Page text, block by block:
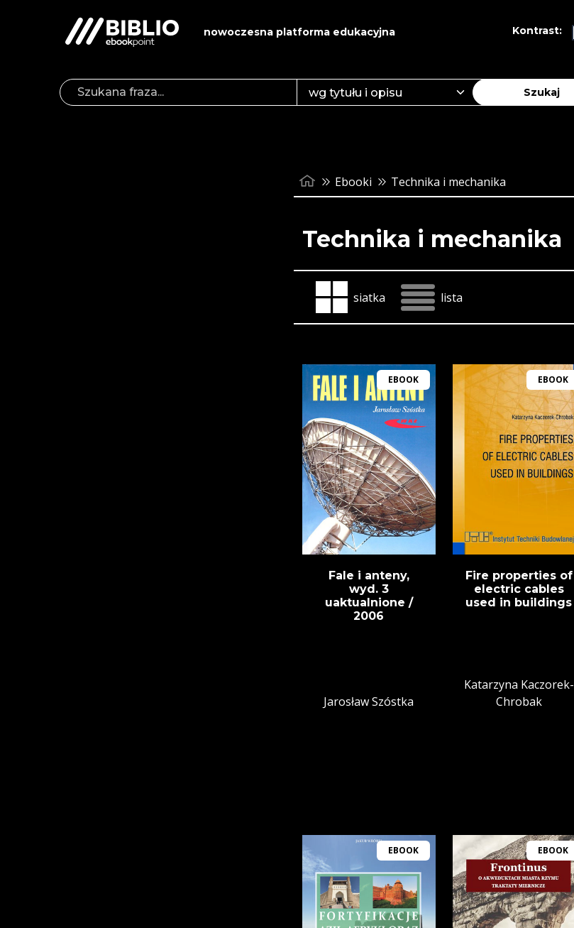
nowoczesna platforma edukacyjna Kontrast:
Szukaj
Ebooki Technika i mechanika
Technika i mechanika
siatka lista
EBOOK
Fale i anteny,
wyd. 3
uaktualnione /
2006
Jarosław Szóstka
EBOOK
Fire properties of
electric cables
used in buildings
Katarzyna Kaczorek-
Chrobak
EBOOK EBOOK